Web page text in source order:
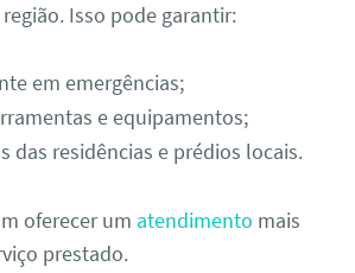
Isso pode garantir:
em emergências;
e equipamentos;
das residências e prédios locais.
oferecer um atendimento mais
prestado.